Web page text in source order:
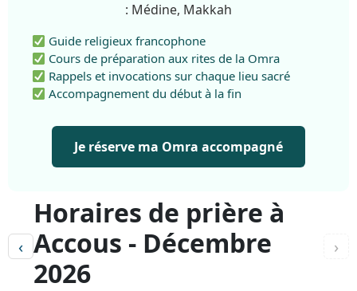
: Médine, Makkah
Guide religieux francophone
Cours de préparation aux rites de la Omra
Rappels et invocations sur chaque lieu sacré
Accompagnement du début à la fin
Je réserve ma Omra accompagné
‹
Horaires de prière à
Accous - Décembre
2026
›